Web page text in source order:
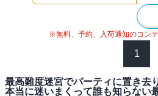
※無料、予約、入荷通知のコン
1
最高難度迷宮でパーティに置き去
本当に迷いまくって誰も知らな